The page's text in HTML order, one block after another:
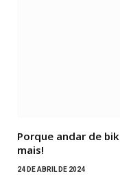
Porque andar de
mais!
24 DE ABRIL DE 2024